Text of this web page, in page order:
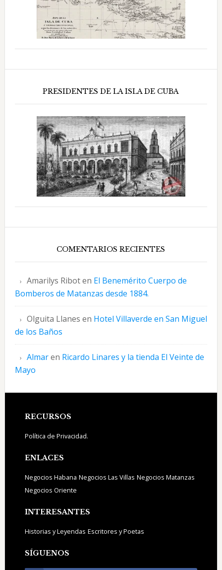
PRESIDENTES DE LA ISLA DE CUBA
COMENTARIOS RECIENTES
Amarilys Riboten El Benemérito Cuerpo de
Bomberos de Matanzas desde 1884.
Olguita Llanes en Hotel Villaverde en San Miguel
de los Baños
Almaren Ricardo Linares y la tienda El Veinte de
Mayo
Footer
RECURSOS
Política de Privacidad.
ENLACES
Negocios Habana Negocios Las Villas Negocios Matanzas
Negocios Oriente
INTERESANTES
Historias y Leyendas Escritores y Poetas
SÍGUENOS